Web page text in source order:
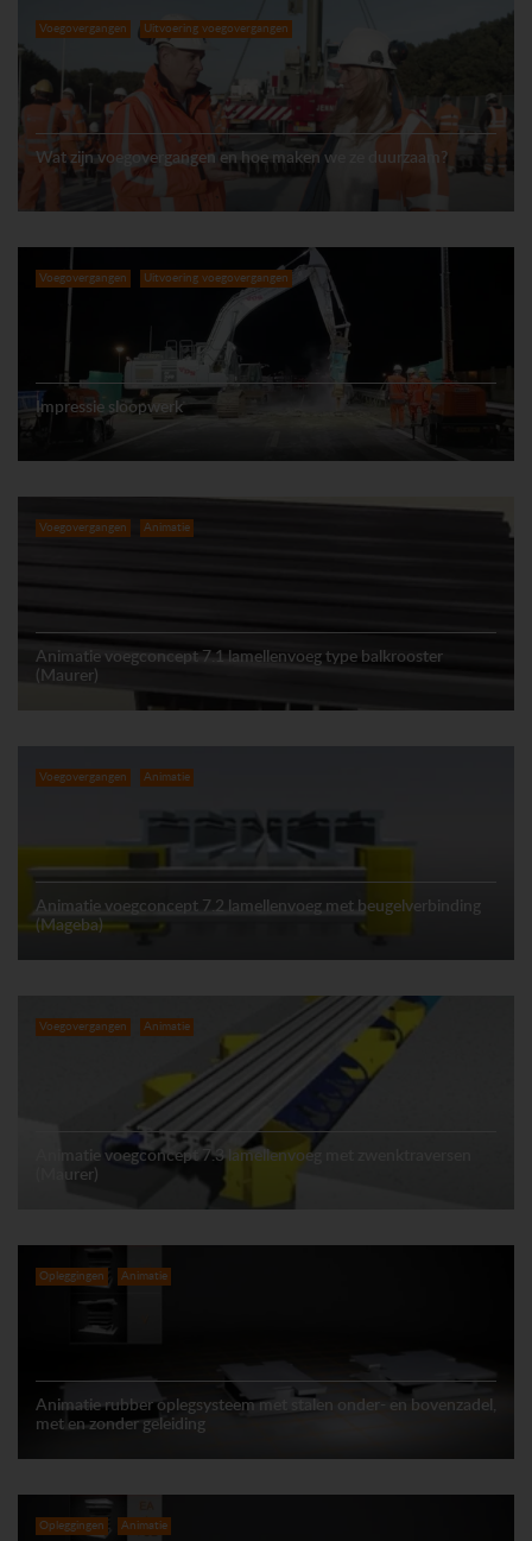
Voegovergangen Uitvoering voegovergangen
Wat zijn voegovergangen en hoe maken we ze duurzaam?
Voegovergangen Uitvoering voegovergangen
Impressie sloopwerk
Voegovergangen Animatie
Animatie voegconcept 7.1 lamellenvoeg type balkrooster
(Maurer)
Voegovergangen Animatie
Animatie voegconcept 7.2 lamellenvoeg met beugelverbinding
(Mageba)
Voegovergangen Animatie
Animatie voegconcept 7.3 lamellenvoeg met zwenktraversen
(Maurer)
Opleggingen Animatie
Animatie rubber oplegsysteem met stalen onder- en bovenzadel,
met en zonder geleiding
Opleggingen Animatie